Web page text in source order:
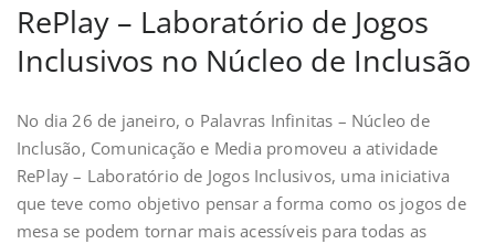
RePlay – Laboratório de Jogos
Inclusivos no Núcleo de Inclusão
No dia 26 de janeiro, o Palavras Infinitas – Núcleo de
Inclusão, Comunicação e Media promoveu a atividade
RePlay – Laboratório de Jogos Inclusivos, uma iniciativa
que teve como objetivo pensar a forma como os jogos de
mesa se podem tornar mais acessíveis para todas as